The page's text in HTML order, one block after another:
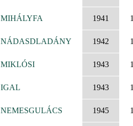
MIHÁLYFA 1941
NÁDASDLADÁNY 1942
MIKLÓSI 1943
IGAL 1943
NEMESGULÁCS 1945